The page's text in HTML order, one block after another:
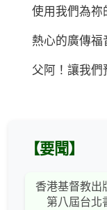
使用我們為祢
熱心的廣傳福音
父阿！讓我們
【要聞】
香港基督教出
第八屆台北